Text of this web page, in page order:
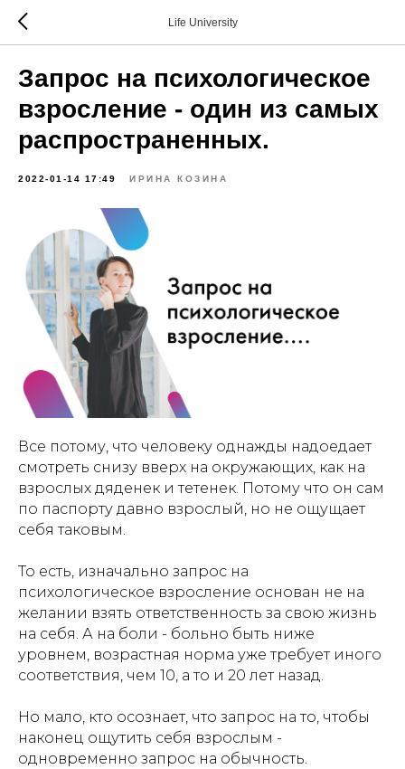
Life University
Запрос на психологическое
взросление - один из самых
распространенных.
2022-01-14 17:49 ИРИНА КОЗИНА
Все потому, что человеку однажды надоедает
смотреть снизу вверх на окружающих, как на
взрослых дяденек и тетенек. Потому что он сам
по паспорту давно взрослый, но не ощущает
себя таковым.
То есть, изначально запрос на
психологическое взросление основан не на
желании взять ответственность за свою жизнь
на себя. А на боли - больно быть ниже
уровнем, возрастная норма уже требует иного
соответствия, чем 10, а то и 20 лет назад.
Но мало, кто осознает, что запрос на то, чтобы
наконец ощутить себя взрослым -
одновременно запрос на обычность.